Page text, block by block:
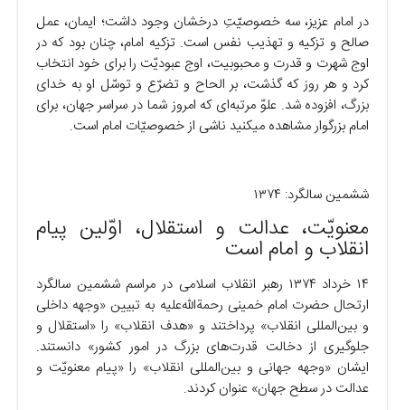
در امام عزیز، سه خصوصیّتِ درخشان وجود داشت؛ ایمان، عمل
صالح و تزکیه و تهذیب نفس است. تزکیه امام، چنان بود که در
اوج شهرت و قدرت و محبوبیت، اوج عبودیّت را برای خود انتخاب
کرد و هر روز که گذشت، بر الحاح و تضرّع و توسّل او به خدای
بزرگ، افزوده شد. علوّ مرتبه‌ای که امروز شما در سراسر جهان، برای
امام بزرگوار مشاهده میکنید ناشی از خصوصیّات امام است.
ششمین سالگرد: ۱۳۷۴
معنویّت، عدالت و استقلال، اوّلین پیام
انقلاب و امام است
۱۴ خرداد ۱۳۷۴ رهبر انقلاب اسلامی در مراسم ششمین سالگرد
ارتحال حضرت امام خمینی رحمةالله‌علیه به تبیین «وجهه داخلی
و بین‌المللی انقلاب» پرداختند و «هدف انقلاب» را «استقلال و
جلوگیری از دخالت قدرت‌های بزرگ در امور کشور» دانستند.
ایشان «وجهه جهانی و بین‌المللی انقلاب» را «پیام معنویّت و
عدالت در سطح جهان» عنوان کردند.